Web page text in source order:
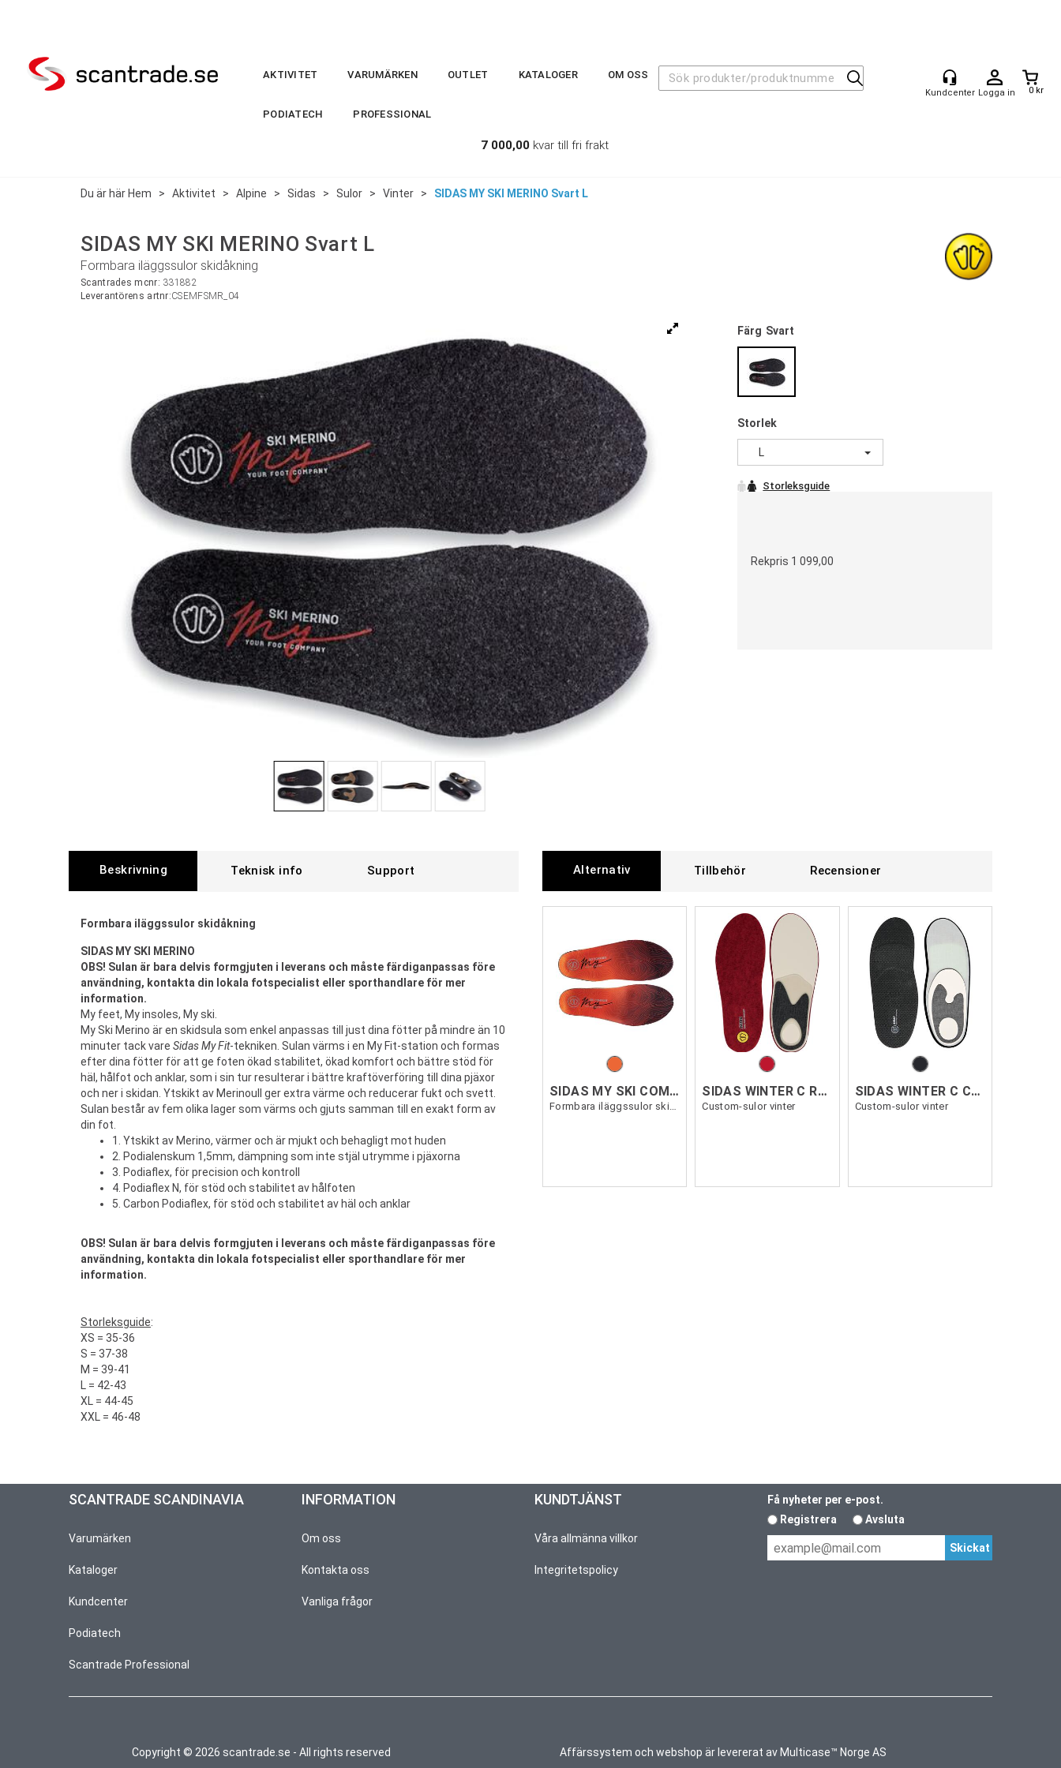
Logga in 0 kr
AKTIVITET VARUMÄRKEN OUTLET KATALOGER OM OSS
PODIATECH PROFESSIONAL
7 000,00 kvar till fri frakt
Du är här Hem > Aktivitet > Alpine > Sidas > Sulor > Vinter > SIDAS MY SKI MERINO Svart L
SIDAS MY SKI MERINO Svart L
Formbara iläggssulor skidåkning
Scantrades mcnr: 331882
Leverantörens artnr:CSEMFSMR_04
Färg Svart
Storlek
L
Rekpris 1 099,00
Beskrivning Support
Formbara iläggssulor skidåkning
SIDAS MY SKI MERINO
OBS! Sulan är bara delvis formgjuten i leverans och måste färdiganpassas före
användning, kontakta din lokala fotspecialist eller sporthandlare för mer
information.
My feet, My insoles, My ski.
My Ski Merino är en skidsula som enkel anpassas till just dina fötter på mindre än 10
minuter tack vare Sidas My Fit-tekniken. Sulan värms i en My Fit-station och formas
efter dina fötter för att ge foten ökad stabilitet, ökad komfort och bättre stöd för
häl, hålfot och anklar, som i sin tur resulterar i bättre kraftöverföring till dina pjäxor
och ner i skidan. Ytskikt av Merinoull ger extra värme och reducerar fukt och svett.
Sulan består av fem olika lager som värms och gjuts samman till en exakt form av
din fot.
1. Ytskikt av Merino, värmer och är mjukt och behagligt mot huden
2. Podialenskum 1,5mm, dämpning som inte stjäl utrymme i pjäxorna
3. Podiaflex, för precision och kontroll
4. Podiaflex N, för stöd och stabilitet av hålfoten
5. Carbon Podiaflex, för stöd och stabilitet av häl och anklar
OBS! Sulan är bara delvis formgjuten i leverans och måste färdiganpassas före
användning, kontakta din lokala fotspecialist eller sporthandlare för mer
information.
Storleksguide:
XS = 35-36
S = 37-38
M = 39-41
L = 42-43
XL = 44-45
XXL = 46-48
Alternativ Tillbehör Recensioner
SIDAS MY SKI COMFORT
Formbara iläggssulor skidåkning
SIDAS WINTER C RACE MERINO
Custom-sulor vinter
SIDAS WINTER C COMFORT
Custom-sulor vinter
SCANTRADE SCANDINAVIA
Varumärken
Kataloger
Kundcenter
Podiatech
Scantrade Professional
INFORMATION
Om oss
Kontakta oss
Vanliga frågor
KUNDTJÄNST
Våra allmänna villkor
Integritetspolicy
Få nyheter per e-post.
Registrera
Avsluta
Copyright © 2026 scantrade.se - All rights reserved Affärssystem och webshop är levererat av Multicase™ Norge AS